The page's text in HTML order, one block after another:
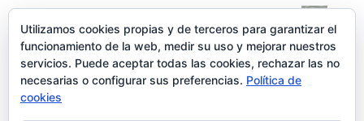
90,00€
Milpiés Gigante
35,00€
Utilizamos cookies propias y de terceros para garantizar el
funcionamiento de la web, medir su uso y mejorar nuestros
servicios. Puede aceptar todas las cookies, rechazar las no
necesarias o configurar sus preferencias. Política de
cookies